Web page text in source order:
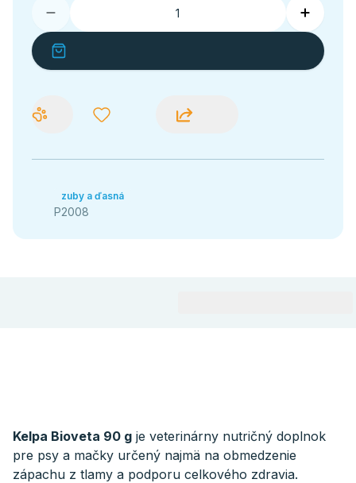
zuby a ďasná
P2008
Kelpa Bioveta 90 g je veterinárny nutričný doplnok
pre psy a mačky určený najmä na obmedzenie
zápachu z tlamy a podporu celkového zdravia.